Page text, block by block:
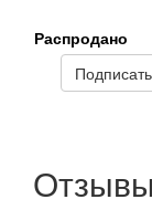
Распродано
Отзывы